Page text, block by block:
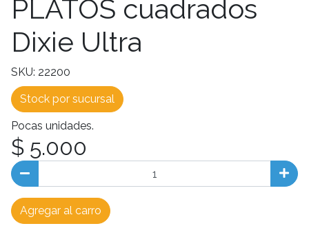
PLATOS cuadrados
Dixie Ultra
SKU: 22200
Stock por sucursal
Pocas unidades.
$ 5.000
Agregar al carro